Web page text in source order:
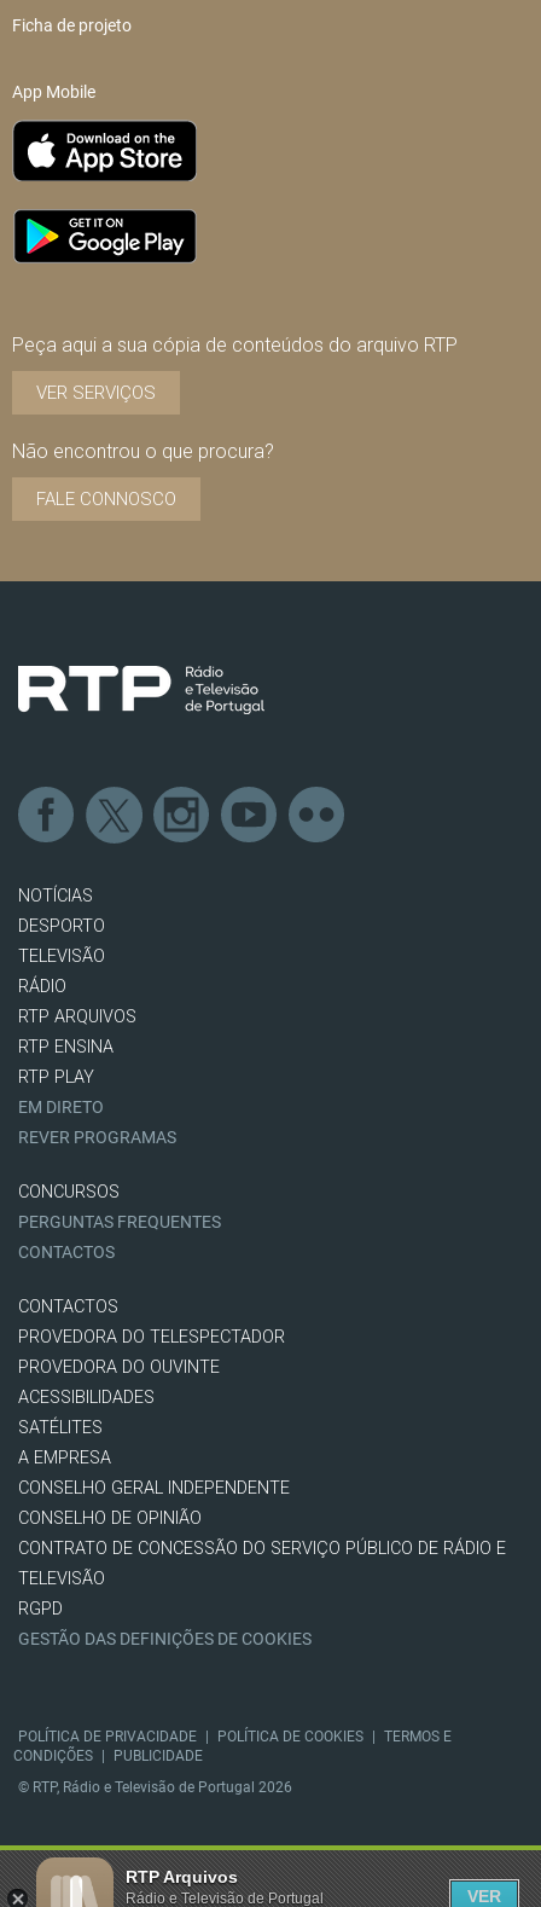
Ficha de projeto
App Mobile
Peça aqui a sua cópia de conteúdos do arquivo RTP
VER SERVIÇOS
Não encontrou o que procura?
FALE CONNOSCO
NOTÍCIAS
DESPORTO
TELEVISÃO
RÁDIO
RTP ARQUIVOS
RTP ENSINA
RTP PLAY
EM DIRETO
REVER PROGRAMAS
CONCURSOS
PERGUNTAS FREQUENTES
CONTACTOS
CONTACTOS
PROVEDORA DO TELESPECTADOR
PROVEDORA DO OUVINTE
ACESSIBILIDADES
SATÉLITES
A EMPRESA
CONSELHO GERAL INDEPENDENTE
CONSELHO DE OPINIÃO
CONTRATO DE CONCESSÃO DO SERVIÇO PÚBLICO DE RÁDIO E
TELEVISÃO
RGPD
GESTÃO DAS DEFINIÇÕES DE COOKIES
POLÍTICA DE PRIVACIDADE POLÍTICA DE COOKIES
TERMOS E
CONDIÇÕES
PUBLICIDADE
© RTP, Rádio e Televisão de Portugal 2026
RTP Arquivos
Rádio e Televisão de Portugal VER